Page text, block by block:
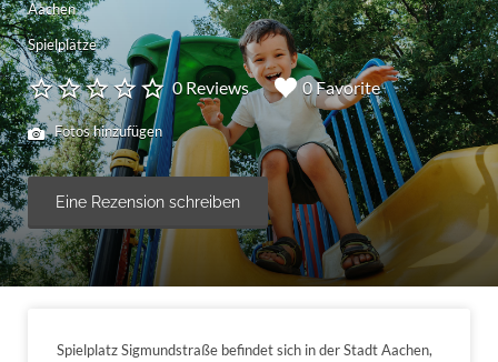
Aachen
Spielplätze
0 Reviews 0 Favorite
Fotos hinzufügen
Eine Rezension schreiben
Spielplatz Sigmundstraße befindet sich in der Stadt Aachen,